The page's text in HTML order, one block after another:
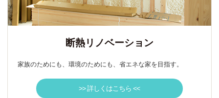
断熱リノベーション
家族のためにも、環境のためにも、省エネな家を目指す。
>> 詳しくはこちら <<